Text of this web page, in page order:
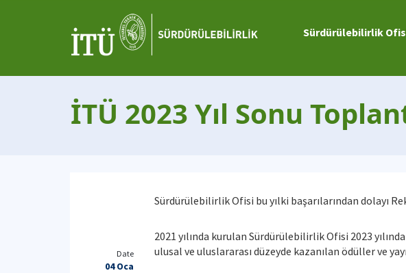
Sürdürülebilirlik
İTÜ 2023 Yıl Sonu
Sürdürülebilirlik Ofisi bu yılki başarılarından dolayı
2021 yılında kurulan Sürdürülebilirlik Ofisi 2023
ulusal ve uluslararası düzeyde kazanılan ödüller ve
Date
04 Oca